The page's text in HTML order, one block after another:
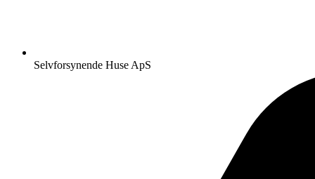
Selvforsynende Huse ApS